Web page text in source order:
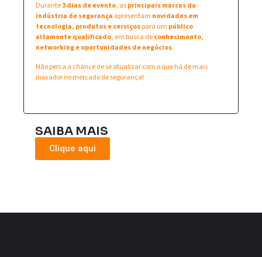
Durante3 dias de evento, asprincipais marcas da
indústria de segurança apresentam novidades em
tecnologia, produtos e serviçospara um público
altamente qualificado, em busca deconhecimento,
networking e oportunidades de negócios.
Não perca a chance de se atualizar com o que há de mais
inovador no mercado de segurança!
SAIBA MAIS
Clique aqui